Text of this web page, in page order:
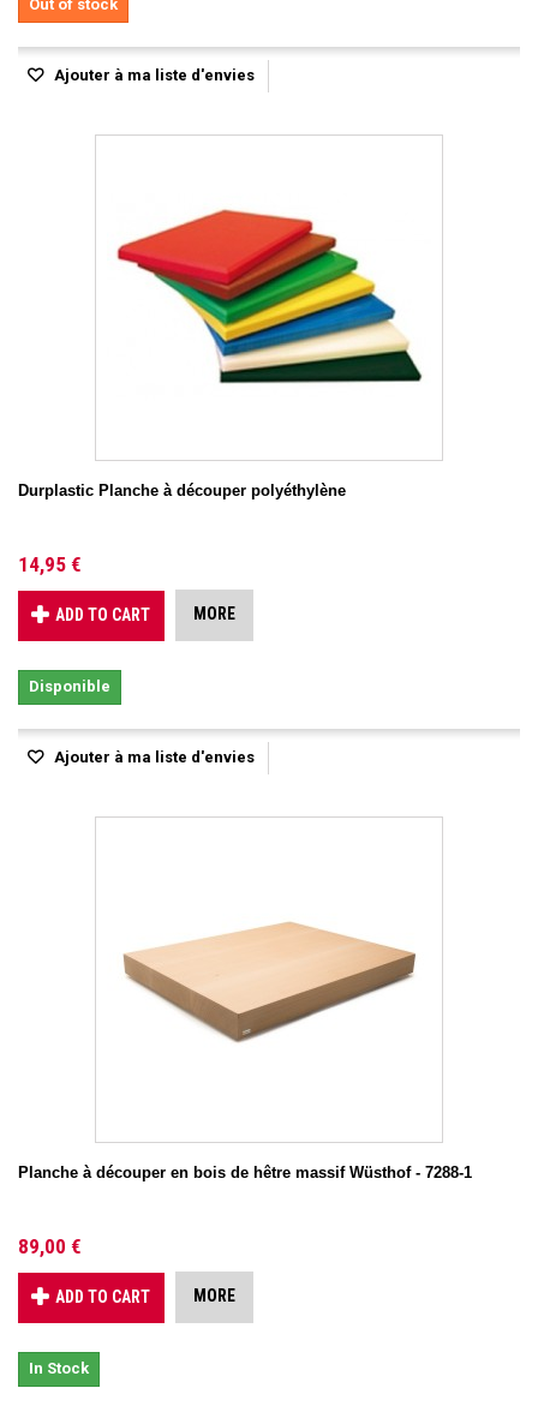
Out of stock
Ajouter à ma liste d'envies
Durplastic Planche à découper polyéthylène
14,95 €
ADD TO CART MORE
Disponible
Ajouter à ma liste d'envies
Planche à découper en bois de hêtre massif Wüsthof - 7288-1
89,00 €
ADD TO CART MORE
In Stock